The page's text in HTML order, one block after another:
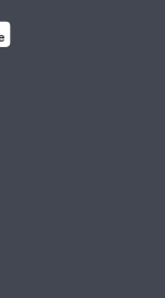
спроса:
похитил у
на
дома на